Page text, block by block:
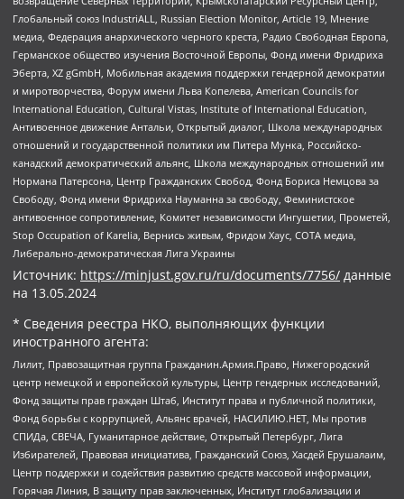
Глобальный союз IndustriALL, Russian Election Monitor, Article 19, Мнение
медиа, Федерация анархического черного креста, Радио Свободная Европа,
Германское общество изучения Восточной Европы, Фонд имени Фридриха
Эберта, XZ gGmbH, Мобильная академия поддержки гендерной демократии
и миротворчества, Форум имени Льва Копелева, American Councils for
International Education, Cultural Vistas, Institute of International Education,
Антивоенное движение Антальи, Открытый диалог, Школа международных
отношений и государственной политики им Питера Мунка, Российско-
канадский демократический альянс, Школа международных отношений им
Нормана Патерсона, Центр Гражданских Свобод, Фонд Бориса Немцова за
Свободу, Фонд имени Фридриха Науманна за свободу, Феминистское
антивоенное сопротивление, Комитет независимости Ингушетии, Прометей,
Stop Occupation of Karelia, Вернись живым, Фридом Хаус, СОТА медиа,
Либерально-демократическая Лига Украины
Источник: https://minjust.gov.ru/ru/documents/7756/ данные
на 13.05.2024
* Сведения реестра НКО, выполняющих функции
иностранного агента:
Лилит, Правозащитная группа Гражданин.Армия.Право, Нижегородский
центр немецкой и европейской культуры, Центр гендерных исследований,
Фонд защиты прав граждан Штаб, Институт права и публичной политики,
Фонд борьбы с коррупцией, Альянс врачей, НАСИЛИЮ.НЕТ, Мы против
СПИДа, СВЕЧА, Гуманитарное действие, Открытый Петербург, Лига
Избирателей, Правовая инициатива, Гражданский Союз, Хасдей Ерушалаим,
Центр поддержки и содействия развитию средств массовой информации,
Горячая Линия, В защиту прав заключенных, Институт глобализации и